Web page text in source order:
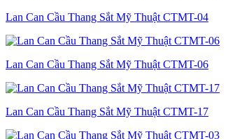
Lan Can Cầu Thang Sắt Mỹ Thuật CTMT-04
Lan Can Cầu Thang Sắt Mỹ Thuật CTMT-06
Lan Can Cầu Thang Sắt Mỹ Thuật CTMT-17